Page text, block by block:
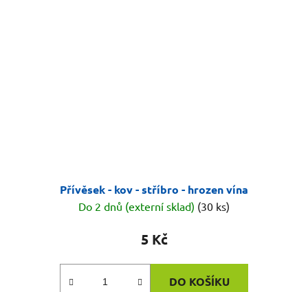
Přívěsek - kov - stříbro - hrozen vína
Do 2 dnů (externí sklad) (30 ks)
5 Kč
DO KOŠÍKU